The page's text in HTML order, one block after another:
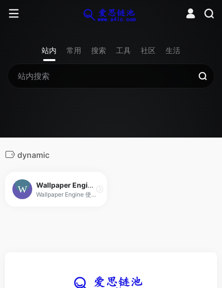
站内 常用 搜索 工具 社区 生活
dynamic
Wallpaper Engine: Animated Wallpapers on Windows
Wallpaper Engine 使您可在 Windows 桌面上使用动态壁纸。它支持各种类型的动画壁纸，包括 3D 和 2D 动画、网站、视频、乃至某些应用程序。选择现有壁纸，或创建自己的壁纸并在 Steam 创意工坊上分享！此外，您还可以使用适用于 Android 的 Wallpaper Engine 免费伴侣应用程序，将您最喜爱的壁纸传输到 Android 移动设备，并随身携带动态壁纸。